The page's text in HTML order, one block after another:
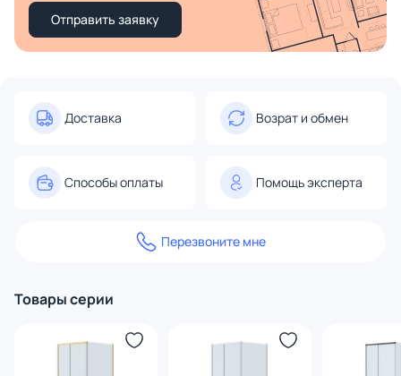
Отправить заявку
Доставка Возрат и обмен
Способы оплаты Помощь эксперта
Перезвоните мне
Товары серии